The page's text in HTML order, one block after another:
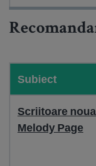
Subiect
Scriitoare
Melody Page